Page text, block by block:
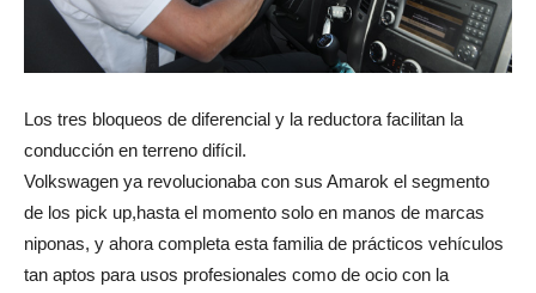
Los tres bloqueos de diferencial y la reductora facilitan la
conducción en terreno difícil.
Volkswagen ya revolucionaba con sus Amarok el segmento
de los pick up,hasta el momento solo en manos de marcas
niponas, y ahora completa esta familia de prácticos vehículos
tan aptos para usos profesionales como de ocio con la